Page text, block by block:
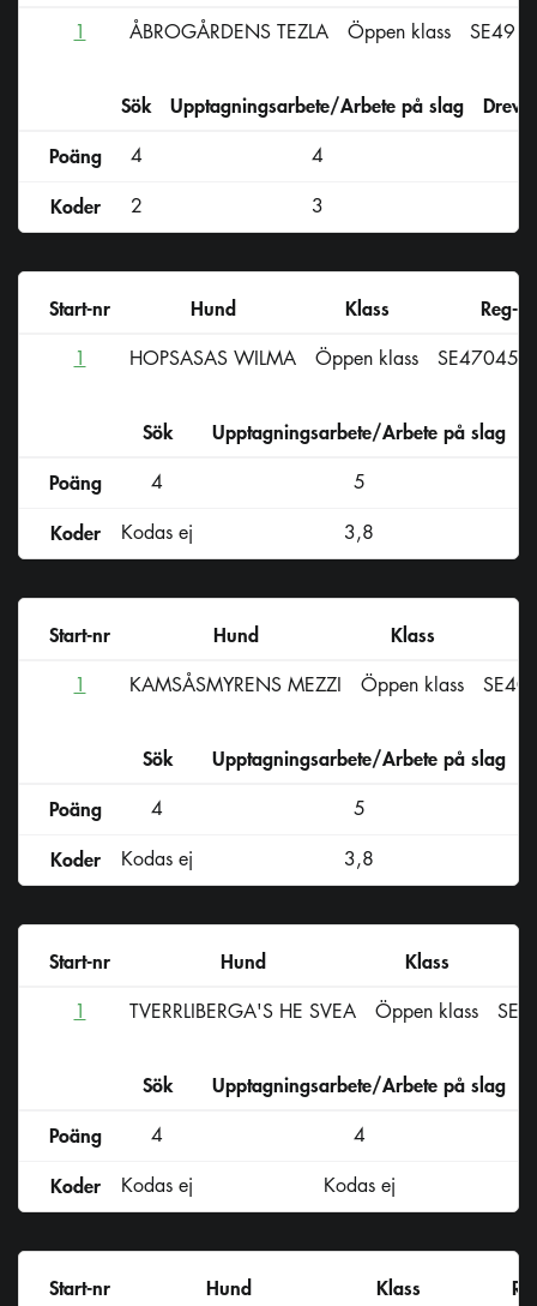
1
ÅBROGÅRDENS TEZLA Öppen klass
Sök Upptagningsarbete/Arbete på slag
Poäng
4 4
Koder
2 3
Start-nr Hund Klass
Reg-nr
1
HOPSASAS WILMA Öppen klass SE47045/
Sök Upptagningsarbete/Arbete på slag
Poäng
4
5
Koder
Kodas ej 3,8
Start-nr Hund Klass
1
KAMSÅSMYRENS MEZZI Öppen klass
Sök Upptagningsarbete/Arbete på slag
Poäng
4
5
Koder
Kodas ej 3,8
Start-nr Hund
Klass
1
TVERRLIBERGA'S HE SVEA Öppen klass
Sök Upptagningsarbete/Arbete på slag
Poäng
4
4
Koder
Kodas ej Kodas ej
Start-nr Hund Klass